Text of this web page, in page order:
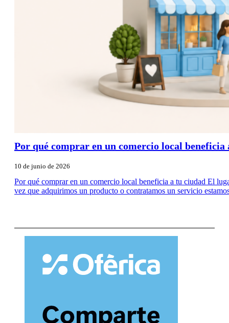
Por qué comprar en un comercio local
10 de junio de 2026
Por qué comprar en un comercio local beneficia a tu ciudad El
vez que adquirimos un producto o contratamos un servicio